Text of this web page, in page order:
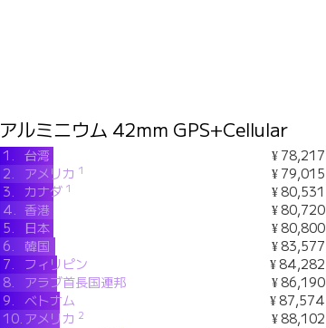
アルミニウム 42mm GPS+Cellular
1. 台湾
¥ 78,217
2.
アメリカ 1
¥ 79,015
3.
カナダ 1
¥ 80,531
4. 香港
¥ 80,720
5.
日本
¥ 80,800
6.
韓国
¥ 83,577
7.
フィリピン
¥ 84,282
8.
アラブ首長国連邦
¥ 86,190
9.
ベトナム
¥ 87,574
10. アメリカ 2
¥ 88,102